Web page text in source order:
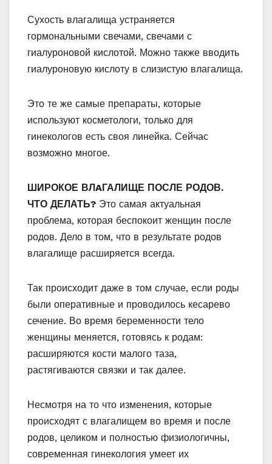
Сухость влагалища устраняется
гормональными свечами, свечами с
гиалуроновой кислотой. Можно также вводить
гиалуроновую кислоту в слизистую влагалища.
Это те же самые препараты, которые
используют косметологи, только для
гинекологов есть своя линейка. Сейчас
возможно многое.
ШИРОКОЕ ВЛAГАЛИЩЕ ПОСЛЕ РОДОВ.
ЧТО ДЕЛАТЬ? Это самая актуальная
проблема, которая беспокоит женщин после
родов. Дело в том, что в результате родов
влагалище расширяется всегда.
Так происходит даже в том случае, если роды
были оперативные и проводилось кесарево
сечение. Во время беременности тело
женщины меняется, готовясь к родам:
расширяются кости малого таза,
растягиваются связки и так далее.
Несмотря на то что изменения, которые
происходят с влагалищем во время и после
родов, целиком и полностью физиологичны,
современная гинекология умеет их